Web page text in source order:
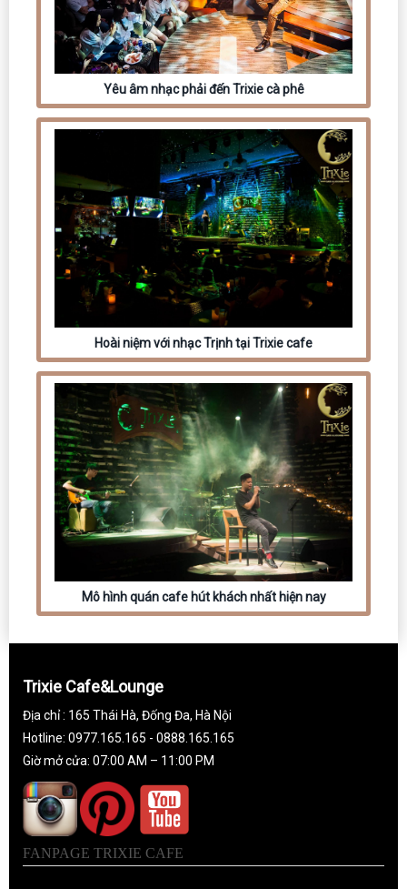
Yêu âm nhạc phải đến Trixie cà phê
Hoài niệm với nhạc Trịnh tại Trixie cafe
Mô hình quán cafe hút khách nhất hiện nay
Trixie Cafe&Lounge
Địa chỉ : 165 Thái Hà, Đống Đa, Hà Nội
Hotline: 0977.165.165 - 0888.165.165
Giờ mở cửa: 07:00 AM – 11:00 PM
FANPAGE TRIXIE CAFE